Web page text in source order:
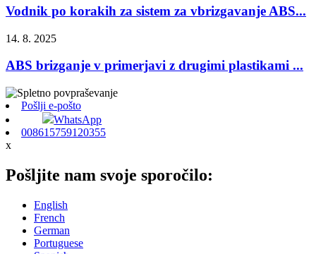
Vodnik po korakih za sistem za vbrizgavanje ABS...
14. 8. 2025
ABS brizganje v primerjavi z drugimi plastikami ...
Pošlji e-pošto
WhatsApp
008615759120355
x
Pošljite nam svoje sporočilo:
English
French
German
Portuguese